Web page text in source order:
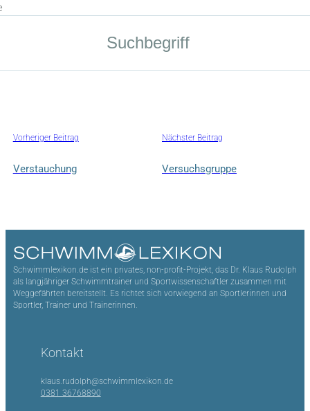
Vorheriger Beitrag
Verstauchung
Nächster Beitrag
Versuchsgruppe
Schwimmlexikon.de ist ein privates, non-profit-Projekt, das Dr. Klaus Rudolph
als langjähriger Schwimmtrainer und Sportwissenschaftler zusammen mit
Weggefährten bereitstellt. Es richtet sich vorwiegend an Sportlerinnen und
Sportler, Trainer und Trainerinnen.
Kontakt
klaus.rudolph@schwimmlexikon.de
0381 36768890